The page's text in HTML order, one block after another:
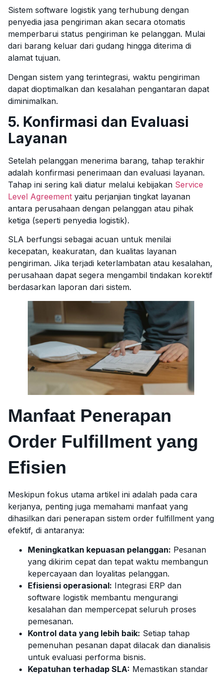
Sistem software logistik yang terhubung dengan
penyedia jasa pengiriman akan secara otomatis
memperbarui status pengiriman ke pelanggan. Mulai
dari barang keluar dari gudang hingga diterima di
alamat tujuan.
Dengan sistem yang terintegrasi, waktu pengiriman
dapat dioptimalkan dan kesalahan pengantaran dapat
diminimalkan.
5. Konfirmasi dan Evaluasi
Layanan
Setelah pelanggan menerima barang, tahap terakhir
adalah konfirmasi penerimaan dan evaluasi layanan.
Tahap ini sering kali diatur melalui kebijakan Service
Level Agreement yaitu perjanjian tingkat layanan
antara perusahaan dengan pelanggan atau pihak
ketiga (seperti penyedia logistik).
SLA berfungsi sebagai acuan untuk menilai
kecepatan, keakuratan, dan kualitas layanan
pengiriman. Jika terjadi keterlambatan atau kesalahan,
perusahaan dapat segera mengambil tindakan korektif
berdasarkan laporan dari sistem.
Manfaat Penerapan
Order Fulfillment yang
Efisien
Meskipun fokus utama artikel ini adalah pada cara
kerjanya, penting juga memahami manfaat yang
dihasilkan dari penerapan sistem order fulfillment yang
efektif, di antaranya:
Meningkatkan kepuasan pelanggan: Pesanan
yang dikirim cepat dan tepat waktu membangun
kepercayaan dan loyalitas pelanggan.
Efisiensi operasional: Integrasi ERP dan
software logistik membantu mengurangi
kesalahan dan mempercepat seluruh proses
pemesanan.
Kontrol data yang lebih baik: Setiap tahap
pemenuhan pesanan dapat dilacak dan dianalisis
untuk evaluasi performa bisnis.
Kepatuhan terhadap SLA: Memastikan standar